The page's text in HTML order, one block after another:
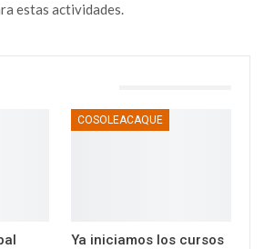
estas actividades.
COSOLEACAQUE
Ya iniciamos los cursos